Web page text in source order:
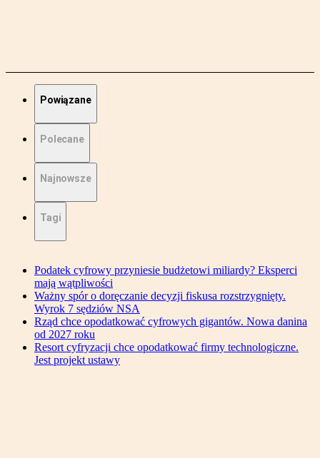
Powiązane
Polecane
Najnowsze
Tagi
Podatek cyfrowy przyniesie budżetowi miliardy? Eksperci
mają wątpliwości
Ważny spór o doręczanie decyzji fiskusa rozstrzygnięty.
Wyrok 7 sędziów NSA
Rząd chce opodatkować cyfrowych gigantów. Nowa danina
od 2027 roku
Resort cyfryzacji chce opodatkować firmy technologiczne.
Jest projekt ustawy